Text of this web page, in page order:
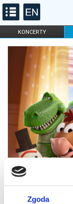
Zgoda
KONCERTY
FILHARMONIA